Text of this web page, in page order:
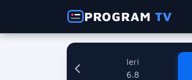
PROGRAMTV
Ieri
6.8